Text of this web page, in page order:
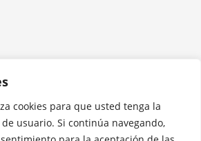
cookies para que usted tenga la
usuario. Si continúa navegando,